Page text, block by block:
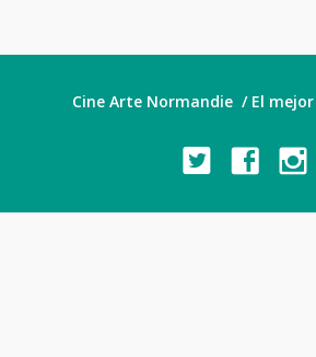
Cine Arte Normandie / El